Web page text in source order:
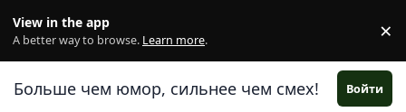
View in the app
A better way to browse. Learn more. ×
Больше чем юмор, сильнее чем смех! Войти